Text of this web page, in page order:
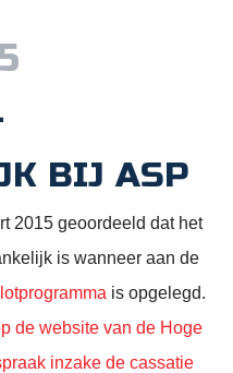
BIJ ASP
2015 geoordeeld dat het
is wanneer aan de
is opgelegd.
de website van de Hoge
inzake de cassatie